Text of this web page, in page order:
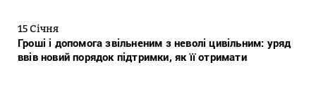
15 Січня
Гроші і допомога звільненим з неволі цивільним: уряд
ввів новий порядок підтримки, як її отримати